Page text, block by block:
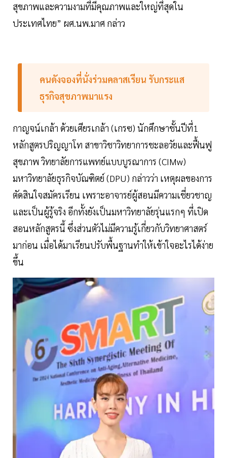
สุขภาพและความงามที่มีคุณภาพและใหญ่ที่สุดใน
ประเทศไทย” ผศ.นพ.มาศ กล่าว
คนดังจองที่นั่งร่วมคลาสเรียน รับกระแส
ธุรกิจสุขภาพมาแรง
กาญจน์เกล้า ด้วยเศียรเกล้า (เกรซ) นักศึกษาชั้นปีที่1
หลักสูตรปริญญาโท สาขาวิชาวิทยาการชะลอวัยและฟื้นฟู
สุขภาพ วิทยาลัยการแพทย์แบบบูรณาการ (CIMw)
มหาวิทยาลัยธุรกิจบัณฑิตย์ (DPU) กล่าวว่า เหตุผลของการ
ตัดสินใจสมัครเรียน เพราะอาจารย์ผู้สอนมีความเชี่ยวชาญ
และเป็นผู้รู้จริง อีกทั้งยังเป็นมหาวิทยาลัยรุ่นแรกๆ ที่เปิด
สอนหลักสูตรนี้ ซึ่งส่วนตัวไม่มีความรู้เกี่ยวกับวิทยาศาสตร์
มาก่อน เมื่อได้มาเรียนปรับพื้นฐานทำให้เข้าใจอะไรได้ง่าย
ขึ้น